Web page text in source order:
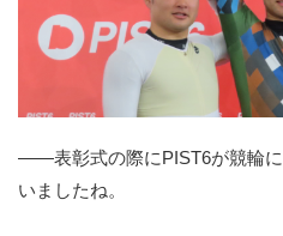
――表彰式の際にPIST6が競輪
いましたね。